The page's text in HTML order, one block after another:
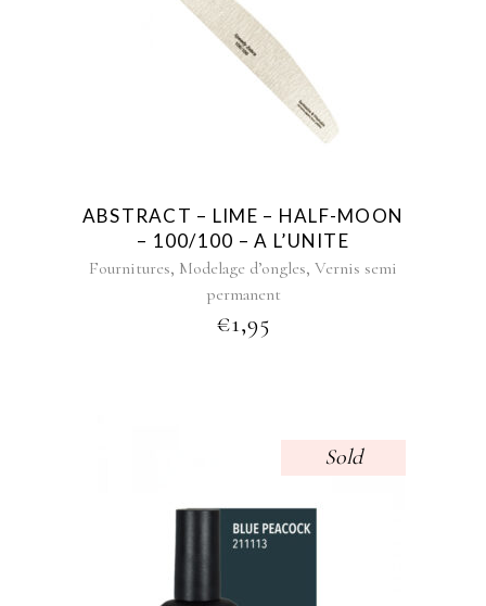
ABSTRACT – LIME – HALF-MOON
– 100/100 – A L’UNITE
Fournitures, Modelage d’ongles, Vernis semi
permanent
€1,95
Sold